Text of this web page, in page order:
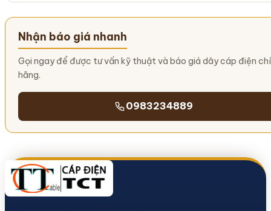
Nhận báo giá nhanh
Gọi ngay để được tư vấn kỹ thuật và báo giá dây cáp điện
hãng.
0983234889